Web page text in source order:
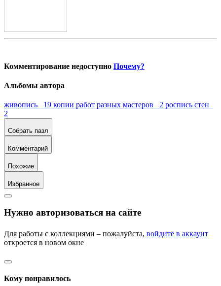
Комментирование недоступно Почему?
Альбомы автора
живопись 19 копии работ разных мастеров 2 роспись стен
2
Собрать пазл
Комментарий
Похожие
Избранное
Нужно авторизоваться на сайте
Для работы с коллекциями – пожалуйста, войдите в аккаунт
откроется в новом окне
Кому понравилось